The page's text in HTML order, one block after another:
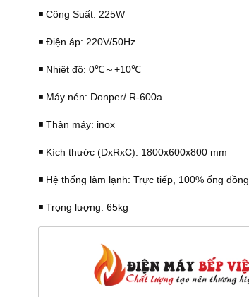
◾️ Công Suất: 225W
◾️ Điện áp: 220V/50Hz
◾️ Nhiệt độ: 0℃～+10℃
◾️ Máy nén: Donper/ R-600a
◾️ Thân máy: inox
◾️ Kích thước (DxRxC): 1800x600x800 mm
◾️ Hệ thống làm lạnh: Trực tiếp, 100% ống đồng
◾️ Trọng lượng: 65kg